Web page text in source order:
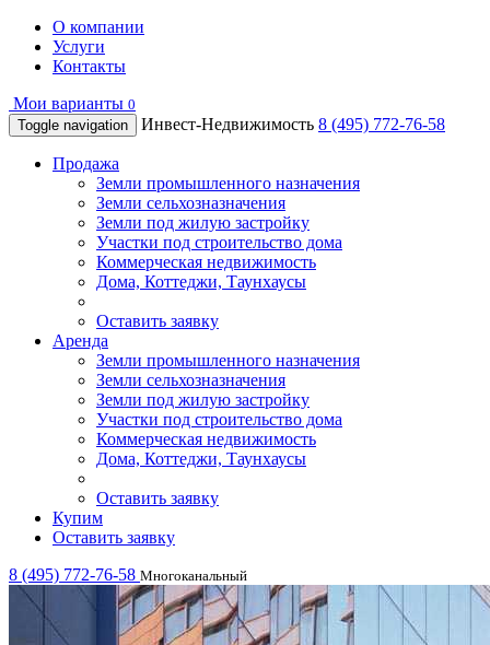
О компании
Услуги
Контакты
Мои варианты 0
Toggle navigation
Инвест-Недвижимость 8 (495) 772-76-58
Продажа
Земли промышленного назначения
Земли сельхозназначения
Земли под жилую застройку
Участки под строительство дома
Коммерческая недвижимость
Дома, Коттеджи, Таунхаусы
Оставить заявку
Аренда
Земли промышленного назначения
Земли сельхозназначения
Земли под жилую застройку
Участки под строительство дома
Коммерческая недвижимость
Дома, Коттеджи, Таунхаусы
Оставить заявку
Купим
Оставить заявку
8 (495) 772-76-58 Многоканальный